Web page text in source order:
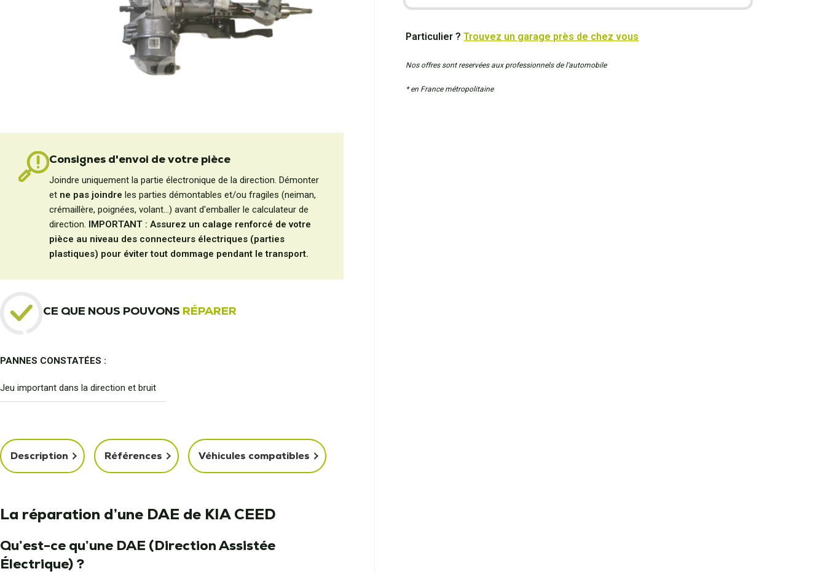
Particulier ?Trouvez un garage près de chez vous
Nos offres sont reservées aux professionnels de l’automobile
* en France métropolitaine
Consignes d'envoi de votre pièce
Joindre uniquement la partie électronique de la direction. Démonter
et ne pas joindre les parties démontables et/ou fragiles (neiman,
crémaillère, poignées, volant...) avant d'emballer le calculateur de
direction.
IMPORTANT : Assurez un calage renforcé de votre
pièce au niveau des connecteurs électriques (parties
plastiques) pour éviter tout dommage pendant le transport.
CE QUE NOUS POUVONS RÉPARER
PANNES CONSTATÉES :
Jeu important dans la direction et bruit
Description Références Véhicules compatibles
La réparation d’une DAE de KIA CEED
Qu’est-ce qu’une DAE (Direction Assistée
Électrique) ?